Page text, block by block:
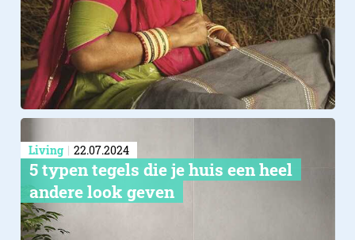
Living 22.07.2024
5 typen tegels die je huis een heel
andere look geven